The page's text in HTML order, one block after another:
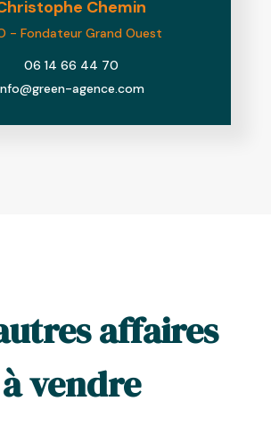
Chemin
- Fondateur Grand Ouest
06 14 66 44 70
agence.com
affaires
à vendre